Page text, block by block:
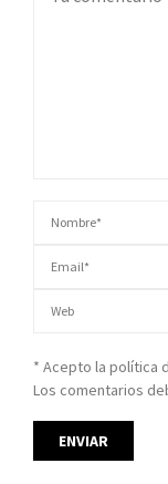
* Acepto la política
Los comentarios